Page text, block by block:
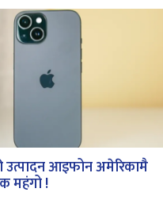
उत्पादन आइफोन अमेरिकामै
महंगो !